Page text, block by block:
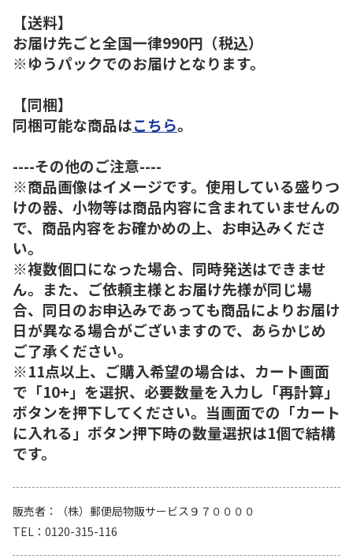
【送料】
お届け先ごと全国一律990円（税込）
※ゆうパックでのお届けとなります。
【同梱】
同梱可能な商品はこちら。
----その他のご注意----
※商品画像はイメージです。使用している盛りつ
けの器、小物等は商品内容に含まれていませんの
で、商品内容をお確かめの上、お申込みくださ
い。
※複数個口になった場合、同時発送はできませ
ん。また、ご依頼主様とお届け先様が同じ場
合、同日のお申込みであっても商品によりお届け
日が異なる場合がございますので、あらかじめ
ご了承ください。
※11点以上、ご購入希望の場合は、カート画面
で「10+」を選択、必要数量を入力し「再計算」
ボタンを押下してください。当画面での「カート
に入れる」ボタン押下時の数量選択は1個で結構
です。
販売者
（株）郵便局物販サービス９７００００
TEL
0120-315-116